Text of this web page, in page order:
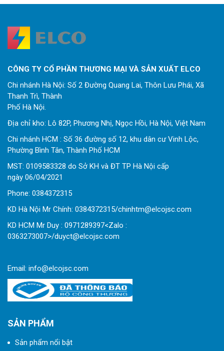
CÔNG TY CỔ PHẦN THƯƠNG MẠI VÀ SẢN XUẤT ELCO
Chi nhánh Hà Nội: Số 2 Đường Quang Lai, Thôn Lưu Phái, Xã
Thanh Trì, Thành
Phố Hà Nội.
Địa chỉ kho: Lô 82P, Phương Nhị, Ngọc Hồi, Hà Nội, Việt Nam
Chi nhánh HCM : Số 36 đường số 12, khu dân cư Vinh Lộc,
Phường Bình Tân, Thành Phố HCM
MST: 0109583328 do Sở KH và ĐT TP Hà Nội cấp
ngày 06/04/2021
Phone: 0384372315
KD Hà Nội Mr Chính: 0384372315/chinhtm@elcojsc.com
KD HCM Mr Duy : 0971289397<Zalo :
0363273007>/duyct@elcojsc.com
Email: info@elcojsc.com
SẢN PHẨM
Sản phẩm nổi bật